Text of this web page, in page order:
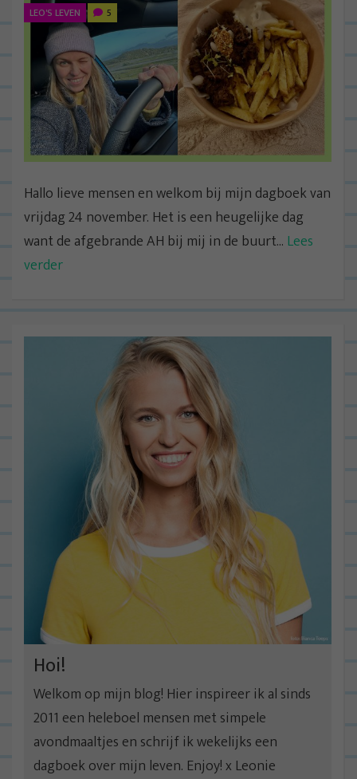
LEO'S LEVEN 5
Hallo lieve mensen en welkom bij mijn dagboek van
vrijdag 24 november. Het is een heugelijke dag
want de afgebrande AH bij mij in de buurt... Lees
verder
Hoi!
Welkom op mijn blog! Hier inspireer ik al sinds
2011 een heleboel mensen met simpele
avondmaaltjes en schrijf ik wekelijks een
dagboek over mijn leven. Enjoy! x Leonie